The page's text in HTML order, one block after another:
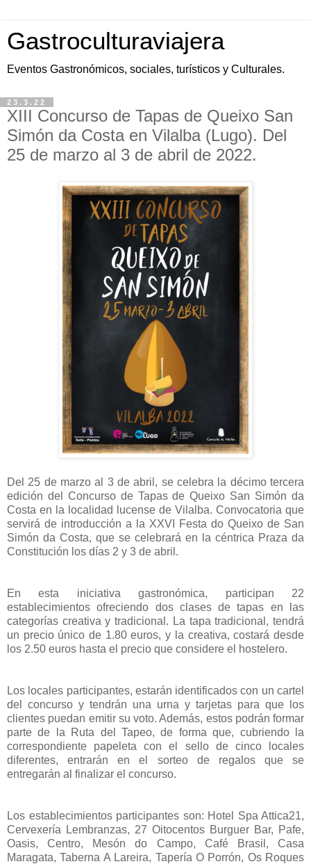
Gastroculturaviajera
Eventos Gastronómicos, sociales, turísticos y Culturales.
23.3.22
XIII Concurso de Tapas de Queixo San
Simón da Costa en Vilalba (Lugo). Del
25 de marzo al 3 de abril de 2022.
Del 25 de marzo al 3 de abril, se celebra la décimo tercera
edición del Concurso de Tapas de Queixo San Simón da
Costa en la localidad lucense de Vilalba. Convocatoria que
servirá de introducción a la XXVI Festa do Queixo de San
Simón da Costa, que se celebrará en la céntrica Praza da
Constitución los días 2 y 3 de abril.
En esta iniciativa gastronómica, participan 22
establecimientos ofreciendo dos clases de tapas en las
categorías creativa y tradicional. La tapa tradicional, tendrá
un precio único de 1.80 euros, y la creativa, costará desde
los 2.50 euros hasta el precio que considere el hostelero.
Los locales participantes, estarán identificados con un cartel
del concurso y tendrán una urna y tarjetas para que los
clientes puedan emitir su voto. Además, estos podrán formar
parte de la Ruta del Tapeo, de forma que, cubriendo la
correspondiente papeleta con el sello de cinco locales
diferentes, entrarán en el sorteo de regalos que se
entregarán al finalizar el concurso.
Los establecimientos participantes son: Hotel Spa Attica21,
Cervexería Lembranzas, 27 Oitocentos Burguer Bar, Pafe,
Oasis, Centro, Mesón do Campo, Café Brasil, Casa
Maragata, Taberna A Lareira, Tapería O Porrón, Os Roques